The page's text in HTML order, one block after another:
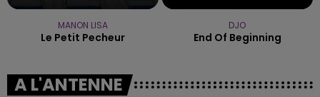
MANON LISA
Le Petit Pecheur
DJO
End Of Beginning
A L'ANTENNE